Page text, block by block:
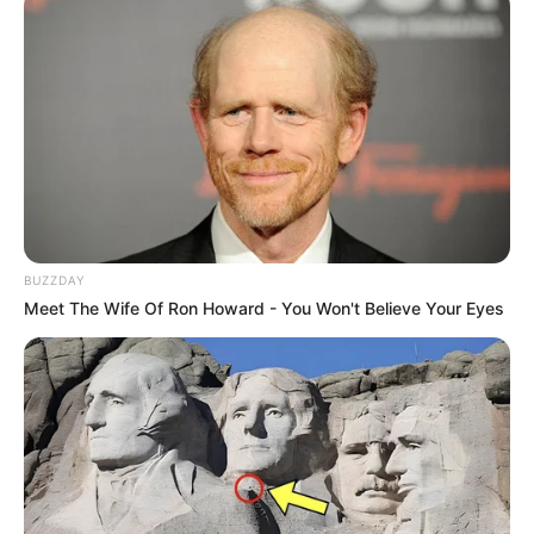
Ende: 30.08.2026 00:00 Uhr
Eintrittspreis: kostenpflichtig
Weitere Informationen:
www.quermania.de/thuering
Stadtkirmes in Mühlhausen
Für die Mühlhäuser ist die Stadtkirmes das Fest der
Feste. Die Veranstaltung verwandelt die Straßen
und Gassen der historischen Mühlhäuser Altstadt für
eine Woche lang zu einer bunten und turbulenten
Partyzone.
Stadt/Ort: Mühlhausen
Beginn: 28.08.2026 00:00 Uhr
Ende: 06.09.2026 00:00 Uhr
Eintrittspreis: frei
BUZZDAY
Meet The Wife Of Ron Howard - You Won't Believe Your Eyes